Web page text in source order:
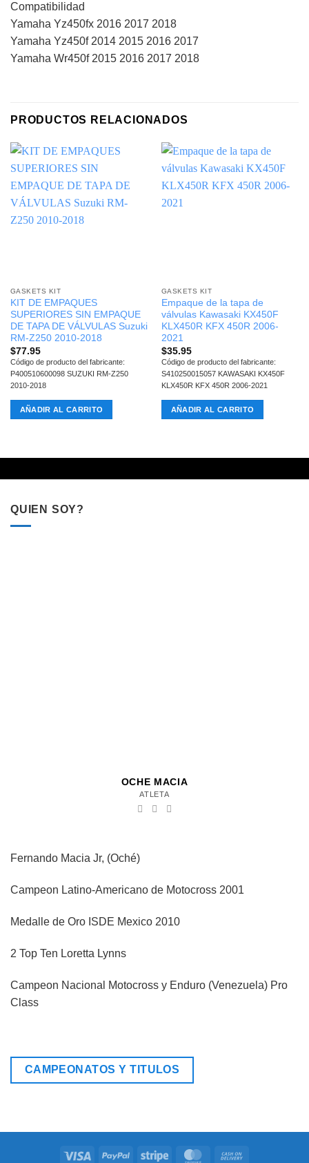
Compatibilidad
Yamaha Yz450fx 2016 2017 2018
Yamaha Yz450f 2014 2015 2016 2017
Yamaha Wr450f 2015 2016 2017 2018
PRODUCTOS RELACIONADOS
GASKETS KIT
KIT DE EMPAQUES
SUPERIORES SIN EMPAQUE
DE TAPA DE VÁLVULAS Suzuki
RM-Z250 2010-2018
$77.95
Código de producto del fabricante:
P400510600098 SUZUKI RM-Z250
2010-2018
AÑADIR AL CARRITO
GASKETS KIT
Empaque de la tapa de
válvulas Kawasaki KX450F
KLX450R KFX 450R 2006-
2021
$35.95
Código de producto del fabricante:
S410250015057 KAWASAKI KX450F
KLX450R KFX 450R 2006-2021
AÑADIR AL CARRITO
QUIEN SOY?
OCHE MACIA
ATLETA
Fernando Macia Jr, (Oché)
Campeon Latino-Americano de Motocross 2001
Medalle de Oro ISDE Mexico 2010
2 Top Ten Loretta Lynns
Campeon Nacional Motocross y Enduro (Venezuela) Pro
Class
CAMPEONATOS Y TITULOS
Visa PayPal Stripe MasterCard